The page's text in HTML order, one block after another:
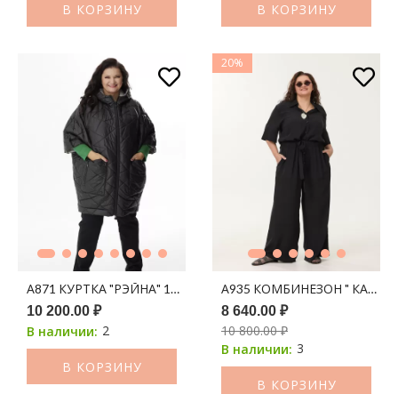
В КОРЗИНУ В КОРЗИНУ
А871 КУРТКА "РЭЙНА" 100С ЧЕРНЫЙ
10 200.00 ₽
В наличии: 2
В КОРЗИНУ
20%
А935 КОМБИНЕЗОН "
8 640.00 ₽
10 800.00 ₽
В наличии: 3
В КОРЗИНУ